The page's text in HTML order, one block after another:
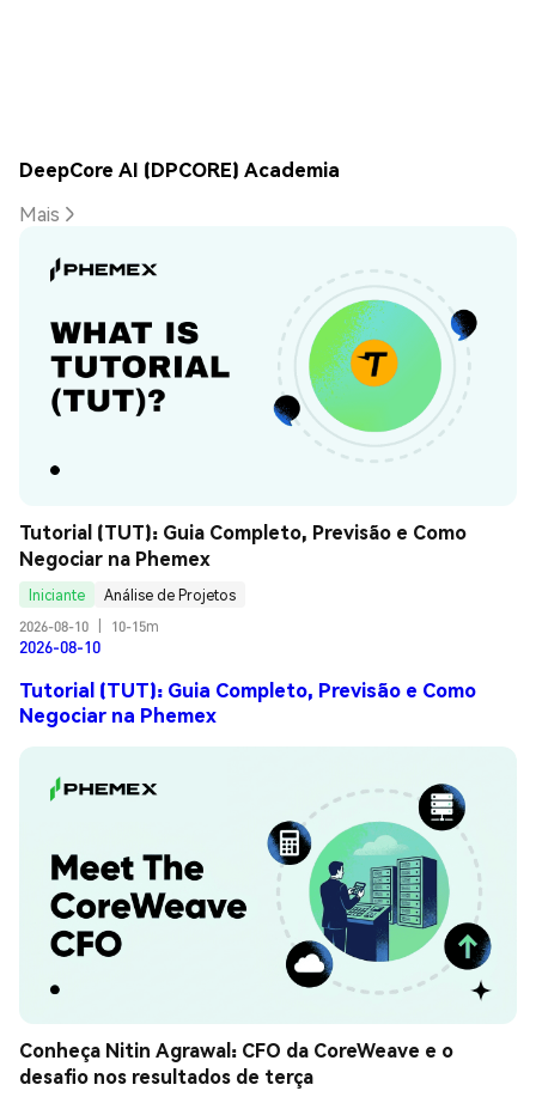
DeepCore AI (DPCORE) Academia
Mais
Tutorial (TUT): Guia Completo, Previsão e Como
Negociar na Phemex
Iniciante
Análise de Projetos
2026-08-10
10-15m
2026-08-10
Tutorial (TUT): Guia Completo, Previsão e Como
Negociar na Phemex
Conheça Nitin Agrawal: CFO da CoreWeave e o
desafio nos resultados de terça